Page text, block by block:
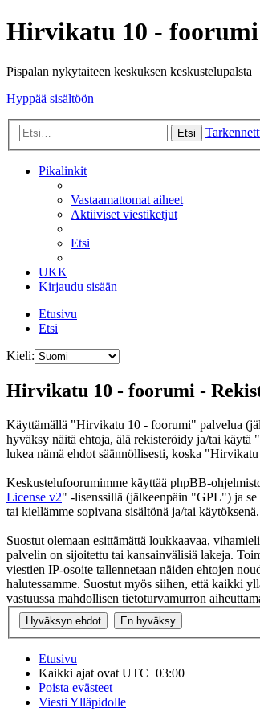
Hirvikatu 10 - foorumi
Pispalan nykytaiteen keskuksen keskustelupalsta
Hyppää sisältöön
Etsi
Pikalinkit
Vastaamattomat aiheet
Aktiiviset viestiketjut
Etsi
UKK
Kirjaudu sisään
Etusivu
Etsi
Kieli:
Hirvikatu 10 - foorumi -
Käyttämällä "Hirvikatu 10 - foorumi" palvelua
hyväksy näitä ehtoja, älä rekisteröidy ja/tai käytä
lukea nämä ehdot säännöllisesti, koska
Keskustelufoorumimme käyttää phpBB-
License v2" -lisenssillä (jälkeenpäin "GPL") ja se
tai kiellämme sopivana sisältönä ja/tai
Suostut olemaan esittämättä loukkaavaa,
palvelin on sijoitettu tai kansainvälisiä lakeja.
viestien IP-osoite tallennetaan näiden ehtojen
halutessamme. Suostut myös siihen, että kaikki
vastuussa mahdollisen tietoturvamurron
Etusivu
Kaikki ajat ovat UTC+03:00
Poista evästeet
Viesti Ylläpidolle